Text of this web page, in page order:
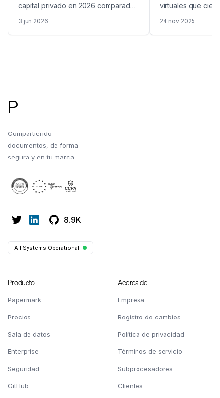
PE comparados)
capital privado en 2026 comparadas
IA y adecuación para administración
de fondos, informes a LPs, due
3 jun 2026
virtuales que
NDA, análisis
24 nov 2025
P
Compartiendo
documentos, de forma
segura y en tu marca.
8.9K
All Systems Operational
Producto
Papermark
Precios
Sala de datos
Enterprise
Seguridad
GitHub
Acerca de
Empresa
Registro de cambios
Política de privacidad
Términos de servicio
Subprocesadores
Clientes